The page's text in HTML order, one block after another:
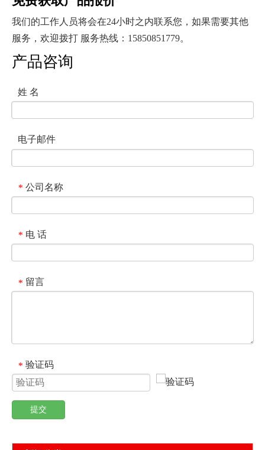
我们的工作人员将会在24小时之内联系您，如果需要其他
服务，欢迎拨打 服务热线：15850851779。
产品咨询
姓 名
电子邮件
* 公司名称
* 电 话
* 留言
* 验证码
提交